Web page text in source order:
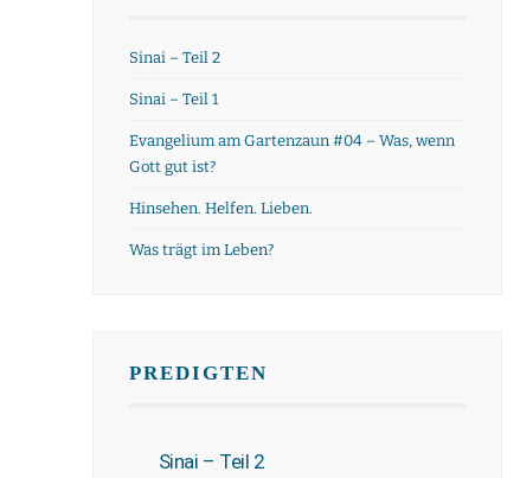
Sinai – Teil 2
Sinai – Teil 1
Evangelium am Gartenzaun #04 – Was, wenn
Gott gut ist?
Hinsehen. Helfen. Lieben.
Was trägt im Leben?
PREDIGTEN
Sinai – Teil 2